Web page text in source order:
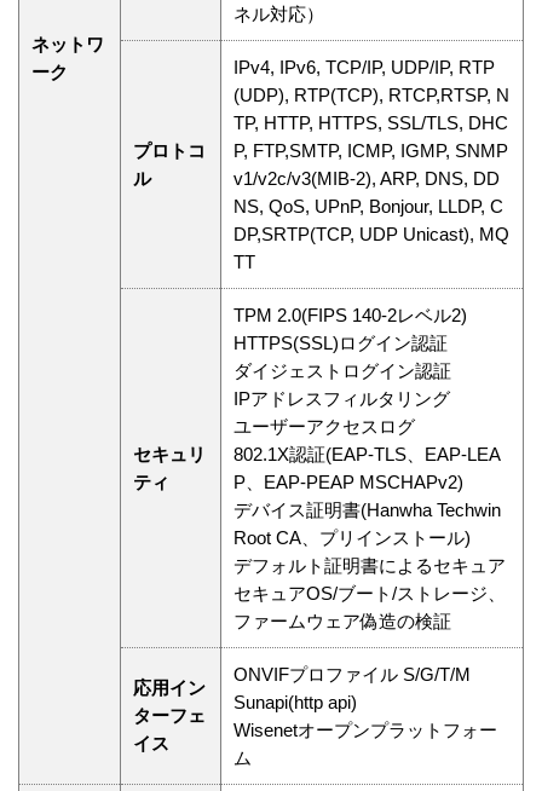
ネットワ
ーク
ネル対応）
プロトコ
ル
IPv4, IPv6, TCP/IP, UDP/IP, RTP
(UDP), RTP(TCP), RTCP,RTSP, N
TP, HTTP, HTTPS, SSL/TLS, DHC
P, FTP,SMTP, ICMP, IGMP, SNMP
v1/v2c/v3(MIB-2), ARP, DNS, DD
NS, QoS, UPnP, Bonjour, LLDP, C
DP,SRTP(TCP, UDP Unicast), MQ
TT
セキュリ
ティ
TPM 2.0(FIPS 140-2レベル2)
HTTPS(SSL)ログイン認証
ダイジェストログイン認証
IPアドレスフィルタリング
ユーザーアクセスログ
802.1X認証(EAP-TLS、EAP-LEA
P、EAP-PEAP MSCHAPv2)
デバイス証明書(Hanwha Techwin
Root CA、プリインストール)
デフォルト証明書によるセキュア
セキュアOS/ブート/ストレージ、
ファームウェア偽造の検証
応用イン
ターフェ
イス
ONVIFプロファイル S/G/T/M
Sunapi(http api)
Wisenetオープンプラットフォー
ム